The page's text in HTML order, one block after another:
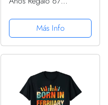
Camiseta Cuello V
Más Info